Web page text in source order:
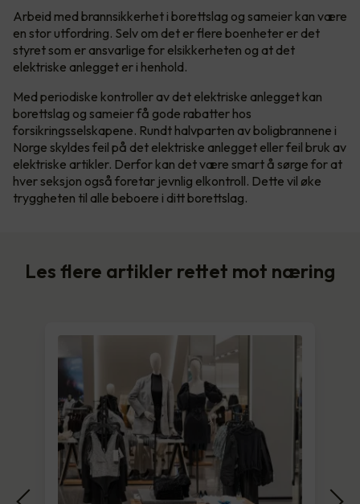
Arbeid med brannsikkerhet i borettslag og sameier kan være
en stor utfordring. Selv om det er flere boenheter er det
styret som er ansvarlige for elsikkerheten og at det
elektriske anlegget er i henhold.
Med periodiske kontroller av det elektriske anlegget kan
borettslag og sameier få gode rabatter hos
forsikringsselskapene. Rundt halvparten av boligbrannene i
Norge skyldes feil på det elektriske anlegget eller feil bruk av
elektriske artikler. Derfor kan det være smart å sørge for at
hver seksjon også foretar jevnlig elkontroll. Dette vil øke
tryggheten til alle beboere i ditt borettslag.
Les flere artikler rettet mot næring